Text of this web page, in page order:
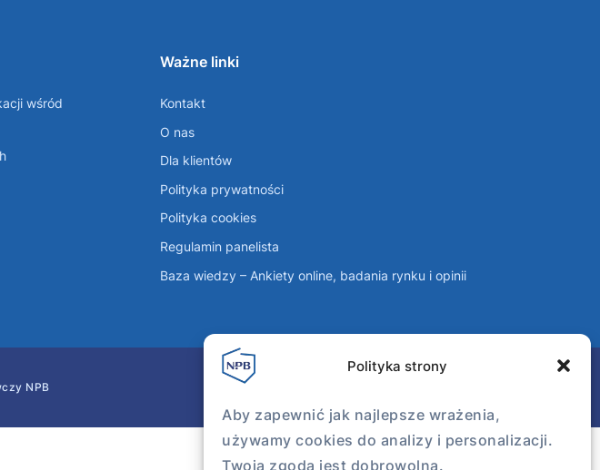
Polityka strony
Aby zapewnić jak najlepsze wrażenia,
używamy cookies do analizy i personalizacji.
Twoja zgoda jest dobrowolna.
wśród
Ważne linki
Kontakt
O nas
Dla klientów
Polityka prywatności
Polityka cookies
Regulamin panelista
Baza wiedzy – Ankiety online, badania rynku i opinii
NPB